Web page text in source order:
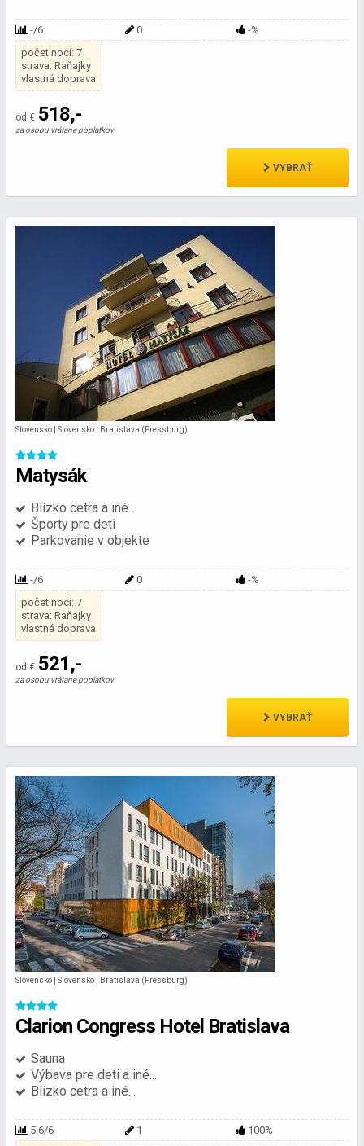
-/6 0
-%
počet nocí: 7
strava: Raňajky
vlastná doprava
od € 518,-
za osobu vrátane poplatkov
VYBRAŤ
Slovensko | Slovensko | Bratislava (Pressburg)
Matysák
Blízko cetra a iné...
Športy pre deti
Parkovanie v objekte
-/6 0
-%
počet nocí: 7
strava: Raňajky
vlastná doprava
od € 521,-
za osobu vrátane poplatkov
VYBRAŤ
Slovensko | Slovensko | Bratislava (Pressburg)
Clarion Congress Hotel Bratislava
Sauna
Výbava pre deti a iné...
Blízko cetra a iné...
5.6/6 1 100%